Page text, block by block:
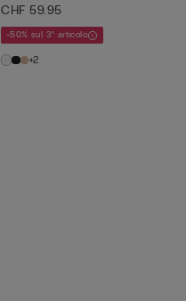
CHF 59.95
-50% sul 3° articolo
+2